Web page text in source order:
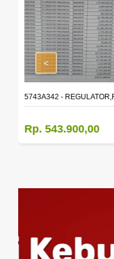
DOOR WINDOW,LH
5743A342 -
Rp. 543.900,00
<